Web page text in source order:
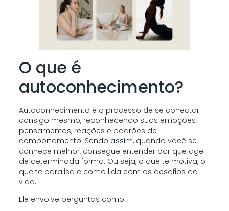
O que é
autoconhecimento?
Autoconhecimento é o processo de se conectar
consigo mesmo, reconhecendo suas emoções,
pensamentos, reações e padrões de
comportamento. Sendo assim, quando você se
conhece melhor, consegue entender por que age
de determinada forma. Ou seja, o que te motiva, o
que te paralisa e como lida com os desafios da
vida.
Ele envolve perguntas como: